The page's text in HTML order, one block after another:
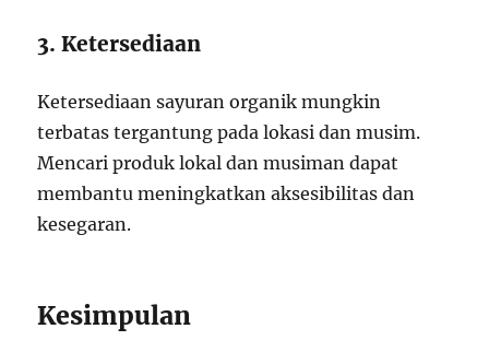
3. Ketersediaan
Ketersediaan sayuran organik mungkin
terbatas tergantung pada lokasi dan musim.
Mencari produk lokal dan musiman dapat
membantu meningkatkan aksesibilitas dan
kesegaran.
Kesimpulan